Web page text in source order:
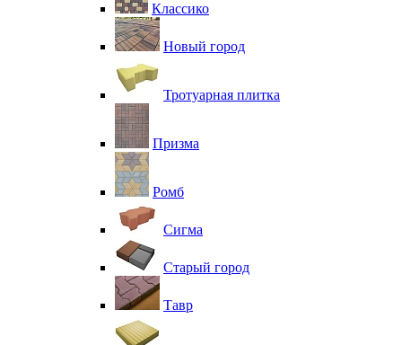
Классико
Новый город
Тротуарная плитка
Призма
Ромб
Сигма
Старый город
Тавр